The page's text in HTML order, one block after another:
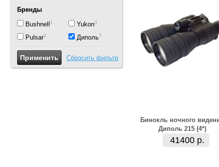
Бренды
Bushnell1
Pulsar3
Yukon3
Диполь7
Сбросить фильтр
Бинокль ночного
Диполь 215 (4*)
41400 р.